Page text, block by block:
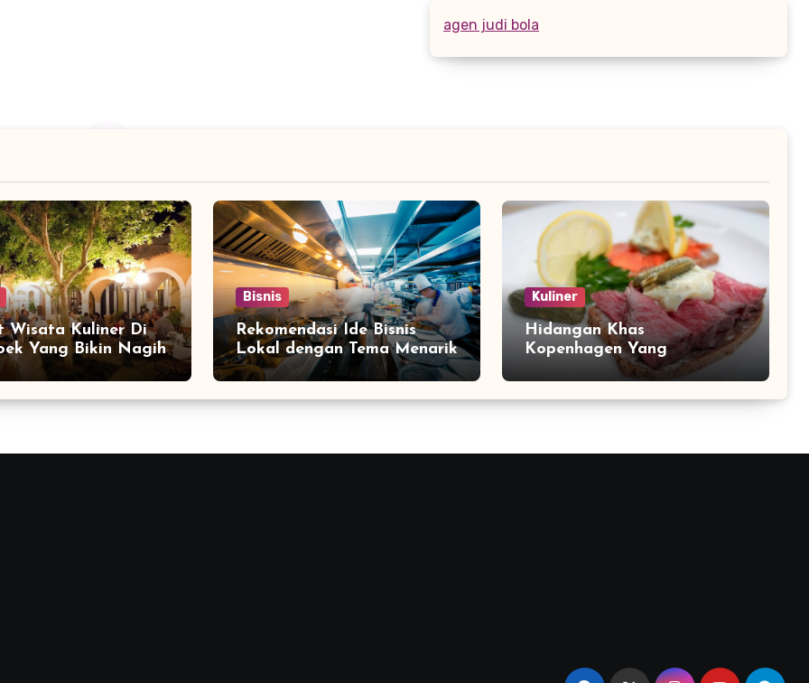
agen judi bola
Wisata Kuliner Di
Yang Bikin Nagih
Bisnis
Rekomendasi Ide Bisnis
Lokal dengan Tema Menarik
Kuliner
Hidangan Khas
Kopenhagen Yang
Menggugah Selera